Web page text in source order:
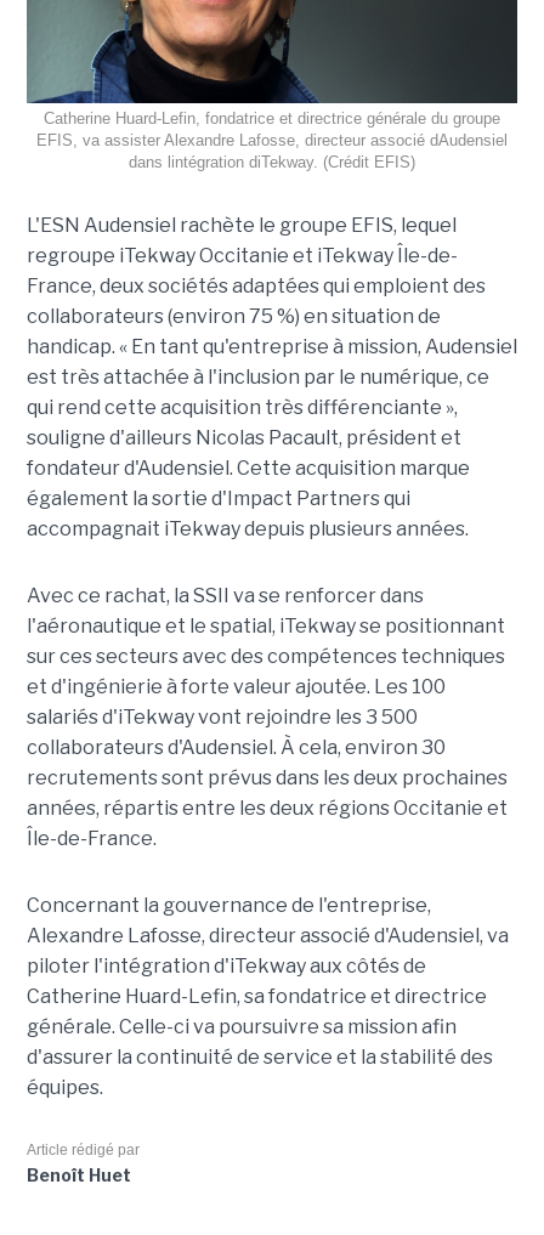
Catherine Huard-Lefin, fondatrice et directrice générale du groupe
EFIS, va assister Alexandre Lafosse, directeur associé dAudensiel
dans lintégration diTekway. (Crédit EFIS)
L'ESN Audensiel rachète le groupe EFIS, lequel
regroupe iTekway Occitanie et iTekway Île-de-
France, deux sociétés adaptées qui emploient des
collaborateurs (environ 75 %) en situation de
handicap. « En tant qu'entreprise à mission, Audensiel
est très attachée à l'inclusion par le numérique, ce
qui rend cette acquisition très différenciante »,
souligne d'ailleurs Nicolas Pacault, président et
fondateur d'Audensiel. Cette acquisition marque
également la sortie d'Impact Partners qui
accompagnait iTekway depuis plusieurs années.
Avec ce rachat, la SSII va se renforcer dans
l'aéronautique et le spatial, iTekway se positionnant
sur ces secteurs avec des compétences techniques
et d'ingénierie à forte valeur ajoutée. Les 100
salariés d'iTekway vont rejoindre les 3 500
collaborateurs d'Audensiel. À cela, environ 30
recrutements sont prévus dans les deux prochaines
années, répartis entre les deux régions Occitanie et
Île-de-France.
Concernant la gouvernance de l'entreprise,
Alexandre Lafosse, directeur associé d'Audensiel, va
piloter l'intégration d'iTekway aux côtés de
Catherine Huard-Lefin, sa fondatrice et directrice
générale. Celle-ci va poursuivre sa mission afin
d'assurer la continuité de service et la stabilité des
équipes.
Article rédigé par
Benoît Huet